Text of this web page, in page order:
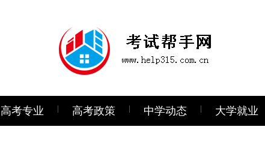
高考专业 高考政策 中学动态 大学就业